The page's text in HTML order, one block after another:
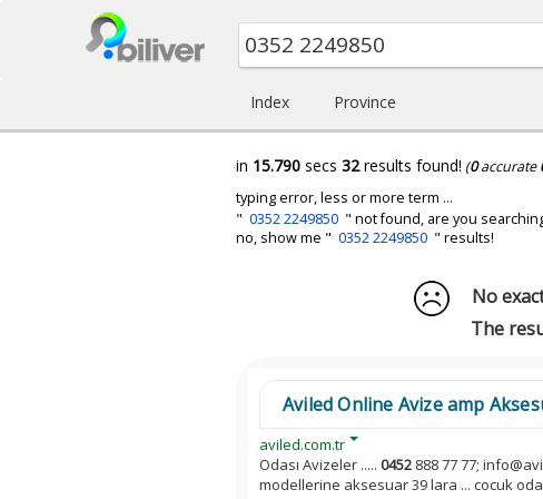
Index Province
in 15.790 secs 32results found! (0accurate
typing error, less or more term ...
" 0352 2249850 " not found, are you
no, show me " 0352 2249850 " results!
No
The
Aviled Online Avize amp
aviled.com.tr
Odası Avizeler ..... 0452 888 77 77;
modellerine aksesuar 39 lara ... cocuk